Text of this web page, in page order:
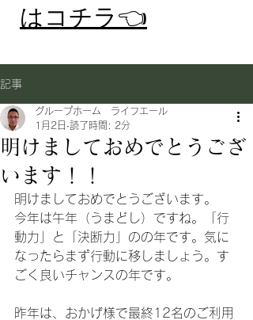
​はコチラ👈
記事
明けましておめでとうござ
います！！
グループホーム ライフエール
1月2日 読了時間: 2分
明けましておめでとうございます。
今年は午年（うまどし）ですね。「行
動力」と「決断力」のの年です。気に
なったらまず行動に移しましょう。す
ごく良いチャンスの年です。
昨年は、おかげ様で最終12名のご利用